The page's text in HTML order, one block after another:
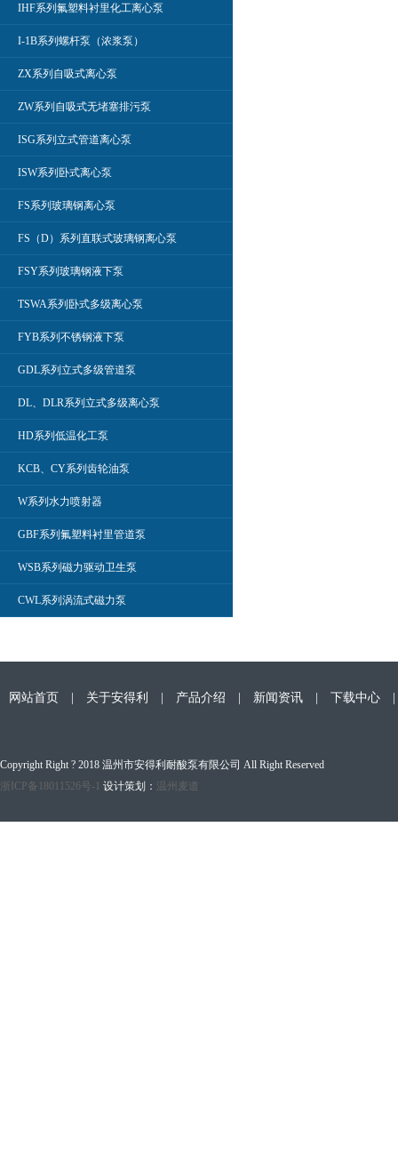
IHF系列氟塑料衬里化工离心泵
I-1B系列螺杆泵（浓浆泵）
ZX系列自吸式离心泵
ZW系列自吸式无堵塞排污泵
ISG系列立式管道离心泵
ISW系列卧式离心泵
FS系列玻璃钢离心泵
FS（D）系列直联式玻璃钢离心泵
FSY系列玻璃钢液下泵
TSWA系列卧式多级离心泵
FYB系列不锈钢液下泵
GDL系列立式多级管道泵
DL、DLR系列立式多级离心泵
HD系列低温化工泵
KCB、CY系列齿轮油泵
W系列水力喷射器
GBF系列氟塑料衬里管道泵
WSB系列磁力驱动卫生泵
CWL系列涡流式磁力泵
网站首页 关于安得利 产品介绍 新闻资讯 下载中心
Copyright Right ? 2018 温州市安得利耐酸泵有限公司 All Right Reserved
浙ICP备18011526号-1
设计策划： 温州麦道